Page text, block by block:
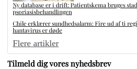
Ny database er i drift: Patientskema bruges
psoriasisbehandlingen
Chile erklærer sundhedsalarm: Fire ud af ti
hantavirus er døde
Flere artikler
Tilmeld dig vores nyhedsbrev